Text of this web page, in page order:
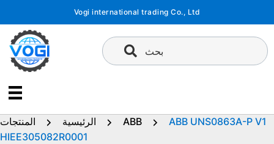
المحتوى
Vogi international trading Co., Ltd
بحث
الرئيسية المنتجات ABB
ABB UNS0863A-P V1
HIEE305082R0001